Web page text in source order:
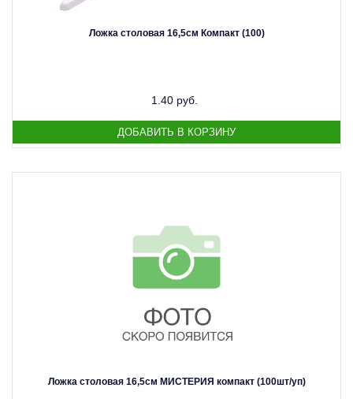
Ложка столовая 16,5см Компакт (100)
1.40 руб.
Ложка столовая 16,5см МИСТЕРИЯ компакт (100шт/уп)